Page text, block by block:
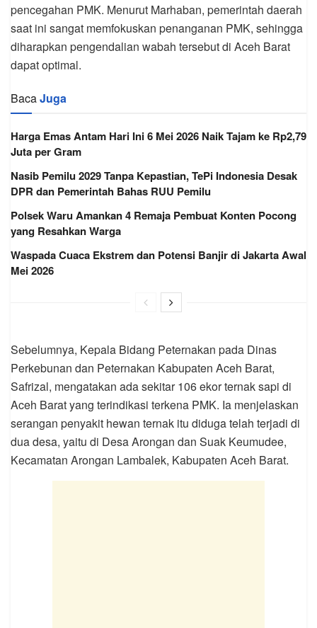
pencegahan PMK. Menurut Marhaban, pemerintah daerah
saat ini sangat memfokuskan penanganan PMK, sehingga
diharapkan pengendalian wabah tersebut di Aceh Barat
dapat optimal.
BacaJuga
Harga Emas Antam Hari Ini 6 Mei 2026 Naik Tajam ke Rp2,79
Juta per Gram
Nasib Pemilu 2029 Tanpa Kepastian, TePi Indonesia Desak
DPR dan Pemerintah Bahas RUU Pemilu
Polsek Waru Amankan 4 Remaja Pembuat Konten Pocong
yang Resahkan Warga
Waspada Cuaca Ekstrem dan Potensi Banjir di Jakarta Awal
Mei 2026
Sebelumnya, Kepala Bidang Peternakan pada Dinas
Perkebunan dan Peternakan Kabupaten Aceh Barat,
Safrizal, mengatakan ada sekitar 106 ekor ternak sapi di
Aceh Barat yang terindikasi terkena PMK. Ia menjelaskan
serangan penyakit hewan ternak itu diduga telah terjadi di
dua desa, yaitu di Desa Arongan dan Suak Keumudee,
Kecamatan Arongan Lambalek, Kabupaten Aceh Barat.